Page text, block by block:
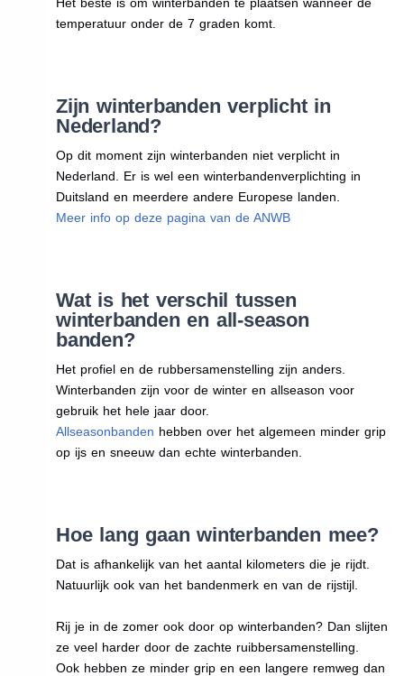
temperatuur onder de 7 graden komt.
Zijn winterbanden verplicht in
Nederland?
Op dit moment zijn winterbanden niet verplicht in
Nederland. Er is wel een winterbandenverplichting in
Duitsland en meerdere andere Europese landen.
Meer info op deze pagina van de ANWB
Wat is het verschil tussen
winterbanden en all-season
banden?
Het profiel en de rubbersamenstelling zijn anders.
Winterbanden zijn voor de winter en allseason voor
gebruik het hele jaar door.
Allseasonbanden hebben over het algemeen minder grip
op ijs en sneeuw dan echte winterbanden.
Hoe lang gaan winterbanden mee?
Dat is afhankelijk van het aantal kilometers die je rijdt.
Natuurlijk ook van het bandenmerk en van de rijstijl.
Rij je in de zomer ook door op winterbanden? Dan slijten
ze veel harder door de zachte ruibbersamenstelling.
Ook hebben ze minder grip en een langere remweg dan